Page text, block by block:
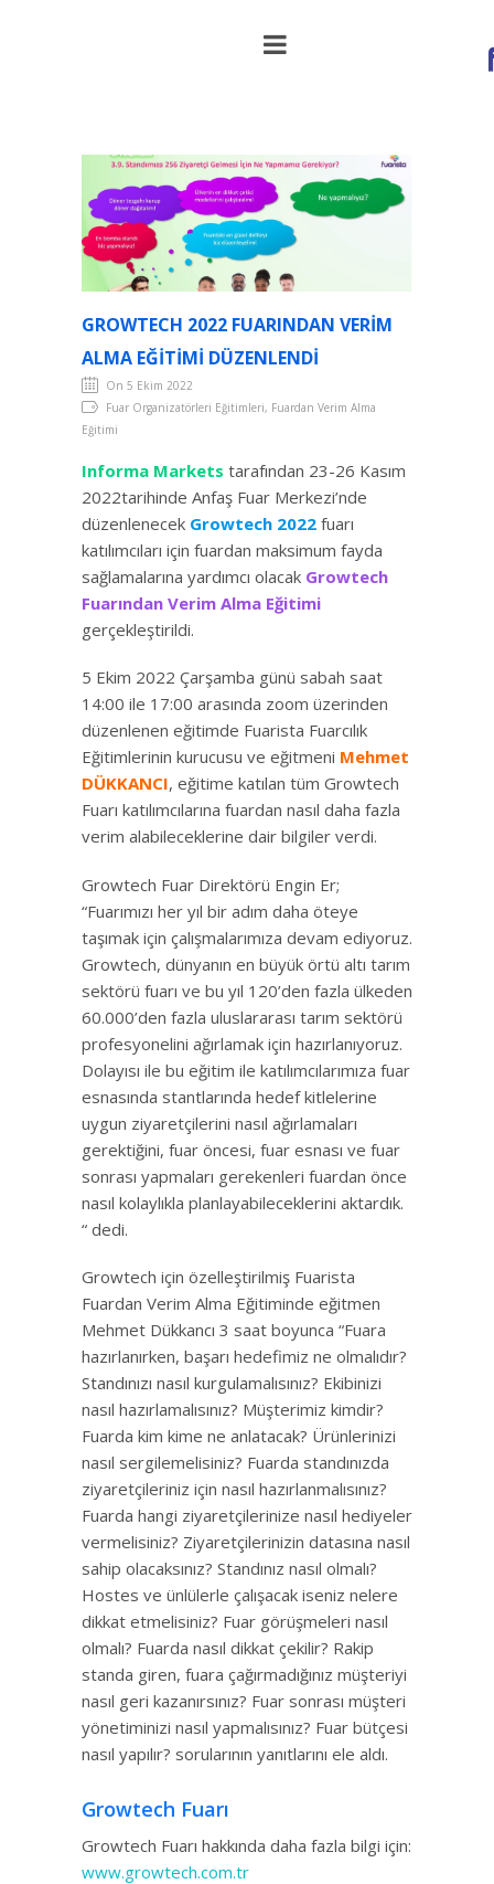
GROWTECH 2022 FUARINDAN VERIM
ALMA EĞITIMI DÜZENLENDI
On 5 Ekim 2022
Fuar Organizatörleri Eğitimleri, Fuardan Verim Alma
Eğitimi
Informa Markets tarafından 23-26 Kasım
2022tarihinde Anfaş Fuar Merkezi’nde
düzenlenecek Growtech 2022 fuarı
katılımcıları için fuardan maksimum fayda
sağlamalarına yardımcı olacak Growtech
Fuarından Verim Alma Eğitimi
gerçekleştirildi.
5 Ekim 2022 Çarşamba günü sabah saat
14:00 ile 17:00 arasında zoom üzerinden
düzenlenen eğitimde Fuarista Fuarcılık
Eğitimlerinin kurucusu ve eğitmeni Mehmet
DÜKKANCI, eğitime katılan tüm Growtech
Fuarı katılımcılarına fuardan nasıl daha fazla
verim alabileceklerine dair bilgiler verdi.
Growtech Fuar Direktörü Engin Er;
“Fuarımızı her yıl bir adım daha öteye
taşımak için çalışmalarımıza devam ediyoruz.
Growtech, dünyanın en büyük örtü altı tarım
sektörü fuarı ve bu yıl 120’den fazla ülkeden
60.000’den fazla uluslararası tarım sektörü
profesyonelini ağırlamak için hazırlanıyoruz.
Dolayısı ile bu eğitim ile katılımcılarımıza fuar
esnasında stantlarında hedef kitlelerine
uygun ziyaretçilerini nasıl ağırlamaları
gerektiğini, fuar öncesi, fuar esnası ve fuar
sonrası yapmaları gerekenleri fuardan önce
nasıl kolaylıkla planlayabileceklerini aktardık.
“ dedi.
Growtech için özelleştirilmiş Fuarista
Fuardan Verim Alma Eğitiminde eğitmen
Mehmet Dükkancı 3 saat boyunca “Fuara
hazırlanırken, başarı hedefimiz ne olmalıdır?
Standınızı nasıl kurgulamalısınız? Ekibinizi
nasıl hazırlamalısınız? Müşterimiz kimdir?
Fuarda kim kime ne anlatacak? Ürünlerinizi
nasıl sergilemelisiniz? Fuarda standınızda
ziyaretçileriniz için nasıl hazırlanmalısınız?
Fuarda hangi ziyaretçilerinize nasıl hediyeler
vermelisiniz? Ziyaretçilerinizin datasına nasıl
sahip olacaksınız? Standınız nasıl olmalı?
Hostes ve ünlülerle çalışacak iseniz nelere
dikkat etmelisiniz? Fuar görüşmeleri nasıl
olmalı? Fuarda nasıl dikkat çekilir? Rakip
standa giren, fuara çağırmadığınız müşteriyi
nasıl geri kazanırsınız? Fuar sonrası müşteri
yönetiminizi nasıl yapmalısınız? Fuar bütçesi
nasıl yapılır? sorularının yanıtlarını ele aldı.
Growtech Fuarı
Growtech Fuarı hakkında daha fazla bilgi için:
www.growtech.com.tr